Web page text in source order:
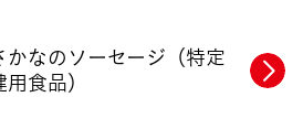
かなのソーセージ （特定
用食品）